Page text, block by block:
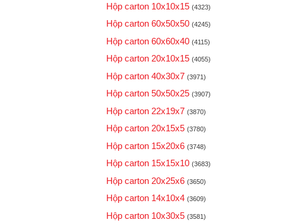
Hộp carton 10x10x15 (4323)
Hộp carton 60x50x50 (4245)
Hộp carton 60x60x40 (4115)
Hộp carton 20x10x15 (4055)
Hộp carton 40x30x7 (3971)
Hộp carton 50x50x25 (3907)
Hộp carton 22x19x7 (3870)
Hộp carton 20x15x5 (3780)
Hộp carton 15x20x6 (3748)
Hộp carton 15x15x10 (3683)
Hộp carton 20x25x6 (3650)
Hộp carton 14x10x4 (3609)
Hộp carton 10x30x5 (3581)